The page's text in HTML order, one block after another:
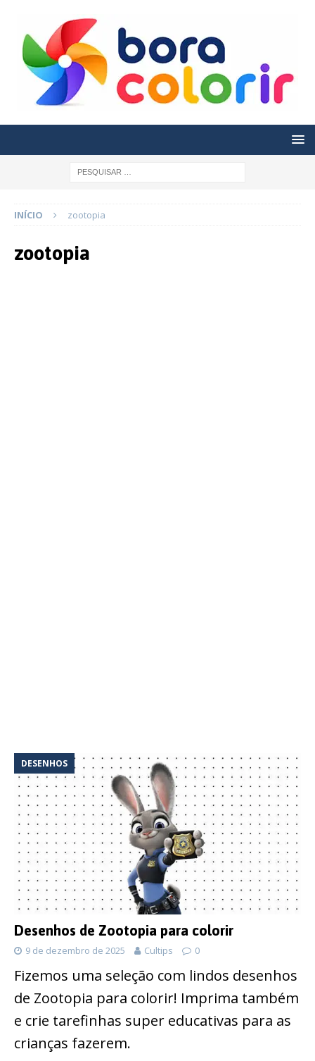
INÍCIO zootopia
zootopia
DESENHOS
Desenhos de Zootopia para colorir
9 de dezembro de 2025 Cultips 0
Fizemos uma seleção com lindos desenhos
de Zootopia para colorir! Imprima também
e crie tarefinhas super educativas para as
crianças fazerem.